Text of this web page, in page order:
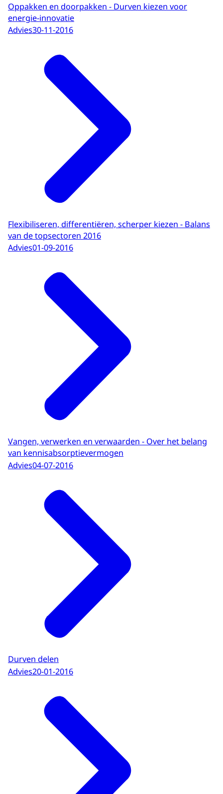
Oppakken en doorpakken - Durven kiezen voor
energie-innovatie
Advies30-11-2016
Flexibiliseren, differentiëren, scherper kiezen - Balans
van de topsectoren 2016
Advies01-09-2016
Vangen, verwerken en verwaarden - Over het belang
van kennisabsorptievermogen
Advies04-07-2016
Durven delen
Advies20-01-2016